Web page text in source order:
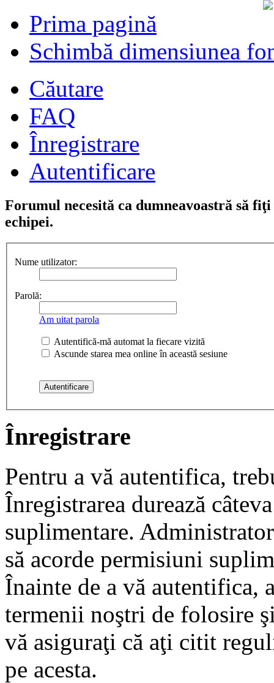
Prima pagină
Schimbă dimensiunea
Căutare
FAQ
Înregistrare
Autentificare
Forumul necesită ca dumneavoastră să
echipei.
Nume utilizator:
Parolă:
Am uitat parola
Autentifică-mă automat la fiecare vizită
Ascunde starea mea online în această sesiune
Înregistrare
Pentru a vă autentifica,
Înregistrarea durează
suplimentare.
să acorde permisiuni
Înainte de a vă autentifica,
termenii noştri de folosire
vă asiguraţi că aţi citit
pe acesta.